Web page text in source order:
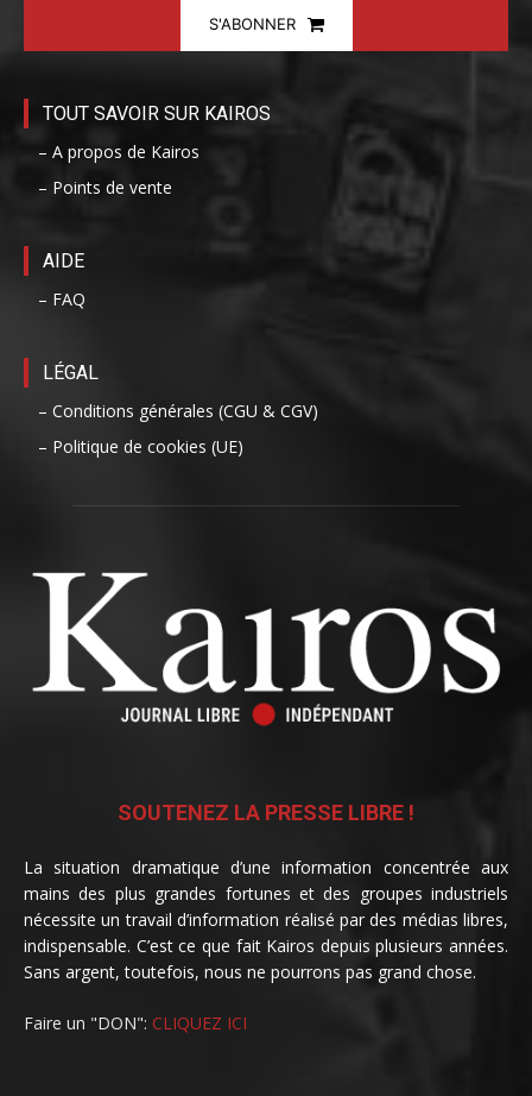
S'ABONNER
TOUT SAVOIR SUR KAIROS
– A propos de Kairos
– Points de vente
AIDE
– FAQ
LÉGAL
– Conditions générales (CGU & CGV)
– Politique de cookies (UE)
SOUTENEZ LA PRESSE LIBRE !
La situation dramatique d’une information concentrée aux
mains des plus grandes fortunes et des groupes industriels
nécessite un travail d’information réalisé par des médias libres,
indispensable. C’est ce que fait Kairos depuis plusieurs années.
Sans argent, toutefois, nous ne pourrons pas grand chose.
Faire un "DON": CLIQUEZ ICI